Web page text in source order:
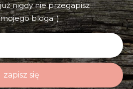
nigdy nie przegapisz
bloga :)
zapisz się